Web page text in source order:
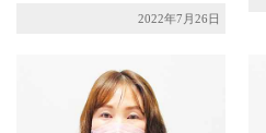
2022年7月26日